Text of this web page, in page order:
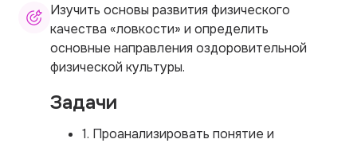
Изучить основы развития физического
качества «ловкости» и определить
основные направления оздоровительной
физической культуры.
Задачи
1. Проанализировать понятие и